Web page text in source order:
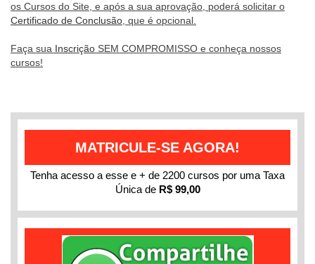
os Cursos do Site, e após a sua aprovação, poderá solicitar o
Certificado de Conclusão , que é opcional.
Faça sua Inscrição SEM COMPROMISSO e conheça nossos
cursos!
MATRICULE-SE AGORA!
Tenha acesso a esse e + de 2200 cursos por uma Taxa
Única de R$ 99,00